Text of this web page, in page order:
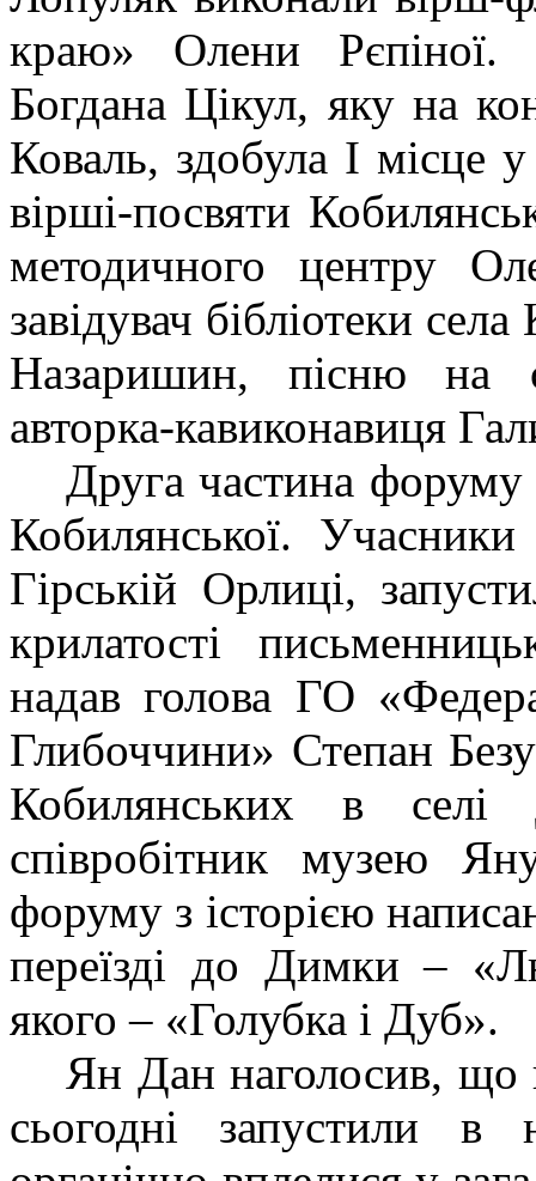
краю» Олени Рєпіної.
Богдана Цікул, яку на
Коваль, здобула І місце
вірші-посвяти
методичного центру
завідувач бібліотеки
Назаришин, пісню на
авторка-кавиконавиця
Друга частина форуму
Кобилянської.
Гірській Орлиці,
крилатості
надав голова ГО
Глибоччини» Степан
Кобилянських в
співробітник музею
форуму з історією
переїзді до Димки –
якого – «Голубка і Дуб».
Ян Дан наголосив, що
сьогодні запустили в